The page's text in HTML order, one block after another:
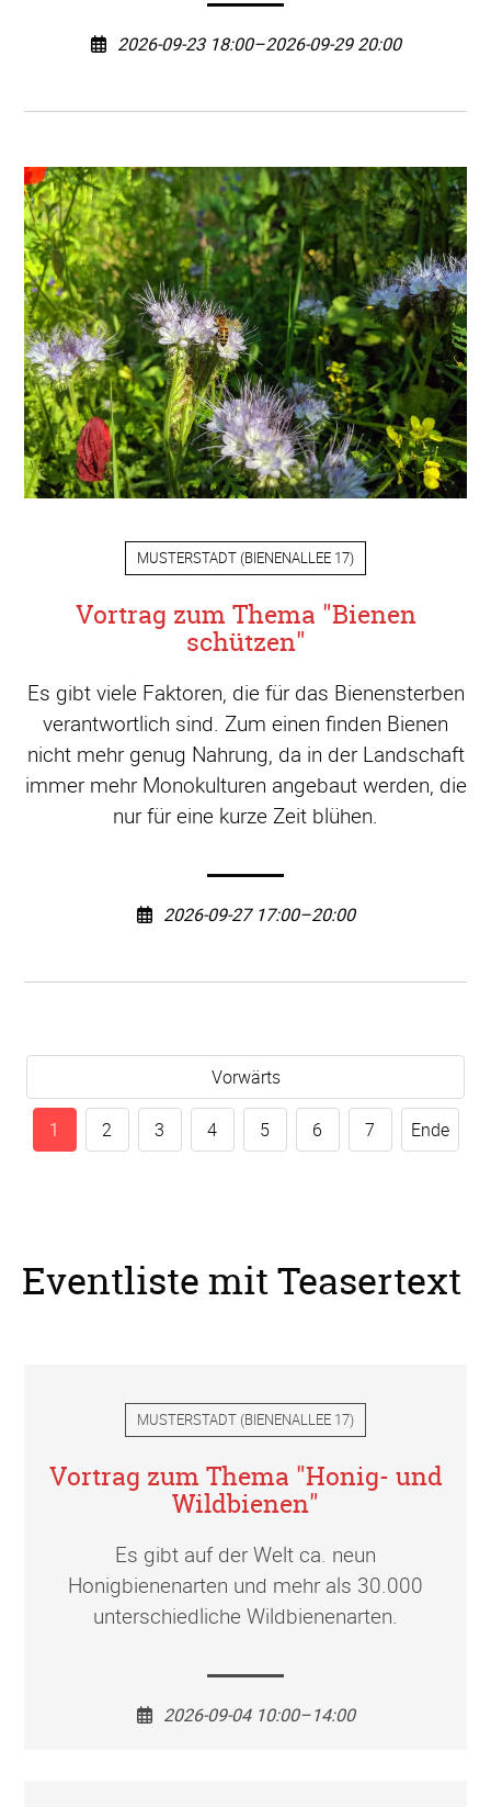
2026-09-23 18:00–2026-09-29 20:00
MUSTERSTADT (BIENENALLEE 17)
Vortrag zum Thema "Bienen
schützen"
Es gibt viele Faktoren, die für das Bienensterben
verantwortlich sind. Zum einen finden Bienen
nicht mehr genug Nahrung, da in der Landschaft
immer mehr Monokulturen angebaut werden, die
nur für eine kurze Zeit blühen.
2026-09-27 17:00–20:00
Vorwärts
1 2 3 4 5 6 7 Ende
Eventliste mit Teasertext
MUSTERSTADT (BIENENALLEE 17)
Vortrag zum Thema "Honig- und
Wildbienen"
Es gibt auf der Welt ca. neun
Honigbienenarten und mehr als 30.000
unterschiedliche Wildbienenarten.
2026-09-04 10:00–14:00